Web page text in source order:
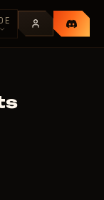
DE